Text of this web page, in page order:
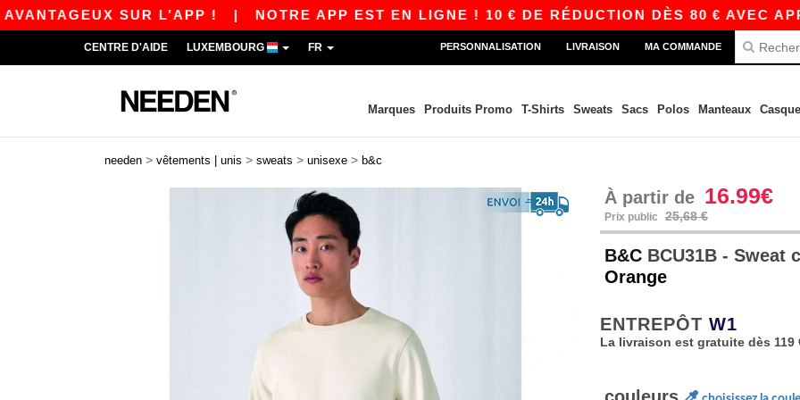
SUR L’APP ! |NOTRE APP EST EN LIGNE ! 10 € DE RÉDUCTION DÈS 80 € AVEC APP10 –
CENTRE D'AIDE LUXEMBOURG FR PERSONNALISATION LIVRAISON MA COMMANDE
Marques Produits Promo T-Shirts Sweats Sacs Polos Manteaux
needen > vêtements | unis > sweats > unisexe > b&c
À partir de 16.99€
Prix public 25,68 €
B&C BCU31B -
Orange
ENTREPÔT W1
La livraison est gratuite dès 119